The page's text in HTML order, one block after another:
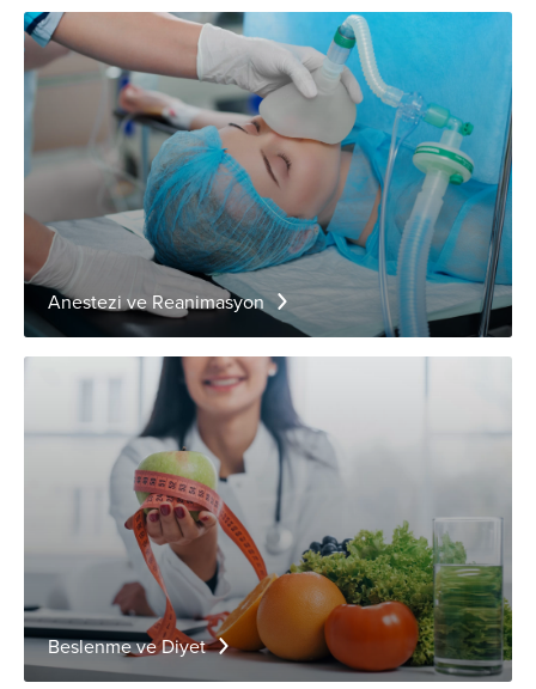
Anestezi ve Reanimasyon
Beslenme ve Diyet